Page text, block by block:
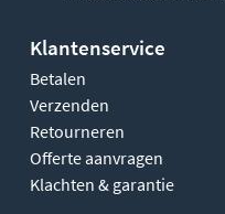
Klantenservice
Betalen
Verzenden
Retourneren
Offerte aanvragen
Klachten & garantie